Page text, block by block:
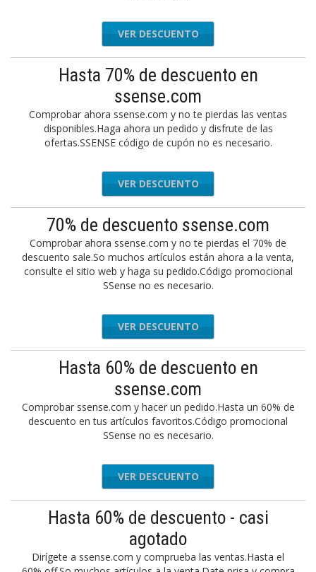
VER DESCUENTO
Hasta 70% de descuento en
ssense.com
Comprobar ahora ssense.com y no te pierdas las ventas
disponibles.Haga ahora un pedido y disfrute de las
ofertas.SSENSE código de cupón no es necesario.
VER DESCUENTO
70% de descuento ssense.com
Comprobar ahora ssense.com y no te pierdas el 70% de
descuento sale.So muchos artículos están ahora a la venta,
consulte el sitio web y haga su pedido.Código promocional
SSense no es necesario.
VER DESCUENTO
Hasta 60% de descuento en
ssense.com
Comprobar ssense.com y hacer un pedido.Hasta un 60% de
descuento en tus artículos favoritos.Código promocional
SSense no es necesario.
VER DESCUENTO
Hasta 60% de descuento - casi
agotado
Dirígete a ssense.com y comprueba las ventas.Hasta el